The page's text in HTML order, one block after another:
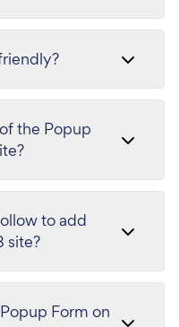
the Popup
to add
site?
Form on